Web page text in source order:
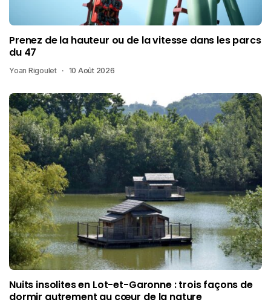
Prenez de la hauteur ou de la vitesse dans les parcs
du 47
Yoan Rigoulet 10 Août 2026
Nuits insolites en Lot-et-Garonne : trois façons de
dormir autrement au cœur de la nature